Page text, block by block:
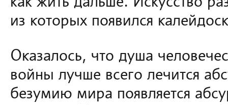
из которых появился
Оказалось, что душа
войны лучше всего лечится
безумию мира появляется